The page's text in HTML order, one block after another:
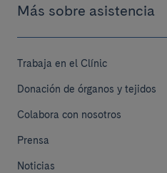
Más sobre asistencia
Trabaja en el Clínic
Donación de órganos y tejidos
Colabora con nosotros
Prensa
Noticias